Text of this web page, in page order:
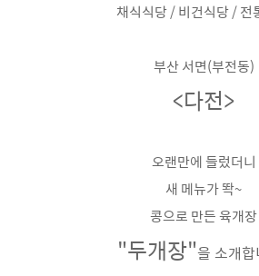
채식식당 / 비건식당 / 전
부산 서면(부전동)
<다전>
오랜만에 들렀더니
새 메뉴가 똭~
콩으로 만든 육개장
"두개장"을 소개